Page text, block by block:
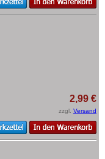
2,99 €
zzgl. Versand